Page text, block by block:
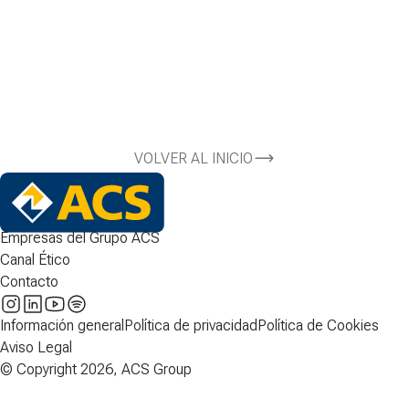
VOLVER AL INICIO
Empresas del Grupo ACS
Canal Ético
Contacto
Información general Política de privacidadPolítica de Cookies
Aviso Legal
© Copyright 2026, ACS Group